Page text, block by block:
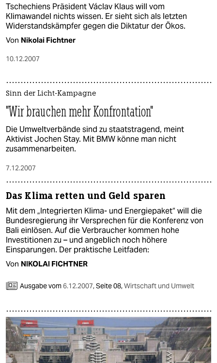
Tschechiens Präsident Václav Klaus will vom
Klimawandel nichts wissen. Er sieht sich als letzten
Widerstandskämpfer gegen die Diktatur der Ökos.
Von Nikolai Fichtner
10.12.2007
Sinn der Licht-Kampagne
"Wir brauchen mehr Konfrontation"
Die Umweltverbände sind zu staatstragend, meint
Aktivist Jochen Stay. Mit BMW könne man nicht
zusammenarbeiten.
7.12.2007
Das Klima retten und Geld sparen
Mit dem „Integrierten Klima- und Energiepaket“ will die
Bundesregierung ihr Versprechen für die Konferenz von
Bali einlösen. Auf die Verbraucher kommen hohe
Investitionen zu – und angeblich noch höhere
Einsparungen. Der praktische Leitfaden:
Von NIKOLAI FICHTNER
Ausgabe vom6.12.2007,Seite 08,Wirtschaft und Umwelt